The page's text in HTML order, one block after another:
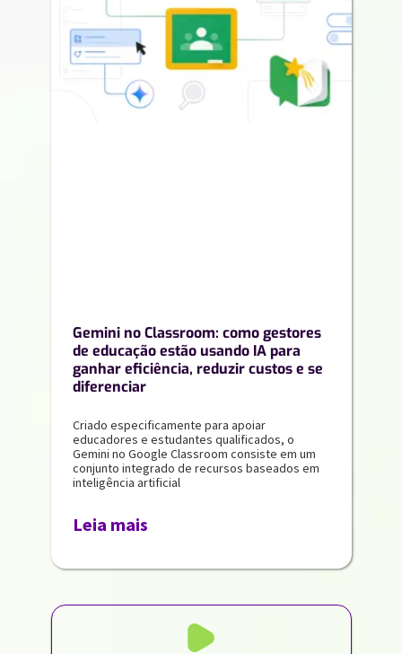
Gemini no Classroom: como gestores
de educação estão usando IA para
ganhar eficiência, reduzir custos e se
diferenciar
Criado especificamente para apoiar
educadores e estudantes qualificados, o
Gemini no Google Classroom consiste em um
conjunto integrado de recursos baseados em
inteligência artificial
Leia mais